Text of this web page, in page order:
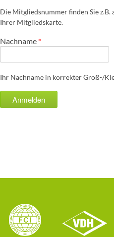
Die Mitgliedsnummer finden Sie
Ihrer Mitgliedskarte.
Nachname *
Ihr Nachname in korrekter Groß-/